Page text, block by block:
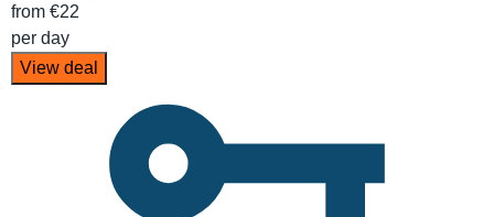
from €22
per day
View deal